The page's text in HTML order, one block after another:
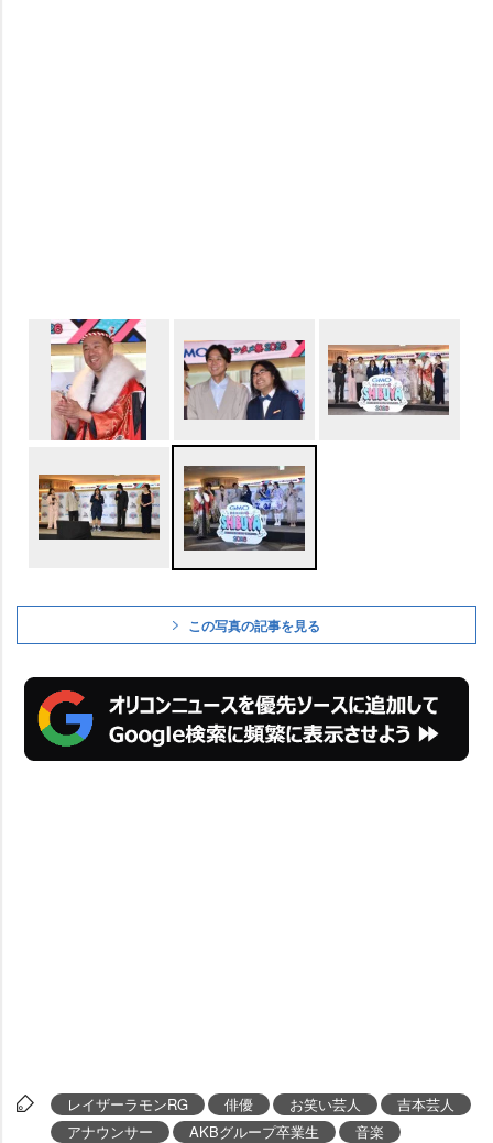
この写真の記事を見る
レイザーラモンRG 俳優 お笑い芸人
吉本芸人
アナウンサー
AKBグループ卒業生 音楽